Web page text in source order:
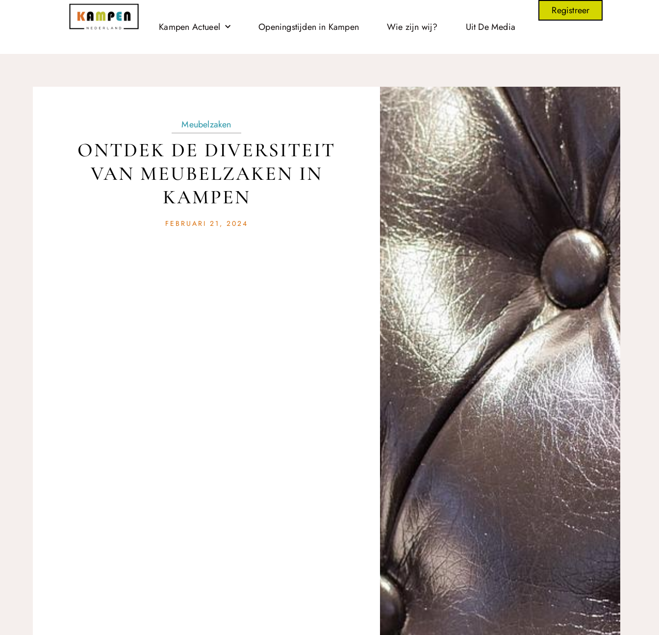
Kampen Actueel Openingstijden in Kampen Wie zijn wij? Uit De Media
Registreer
Meubelzaken
ONTDEK DE DIVERSITEIT
VAN MEUBELZAKEN IN
KAMPEN
FEBRUARI 21, 2024